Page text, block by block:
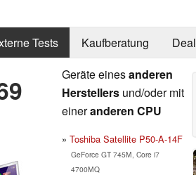
Tests Kaufberatung
Geräte einesanderen
Herstellers und/oder mit
eineranderen CPU
Toshiba Satellite P50-A-14F
GeForce GT 745M, Core i7
4700MQ